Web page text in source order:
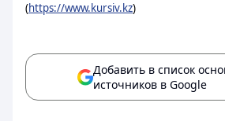
(https://www.kursiv.kz)
Добавить в список
источников в Google